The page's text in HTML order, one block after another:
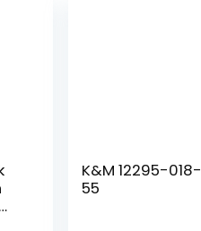
K&M 12295-018-
55